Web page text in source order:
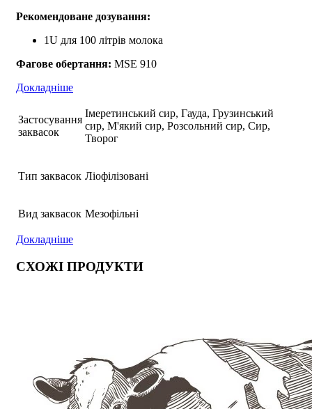
Рекомендоване дозування:
1U для 100 літрів молока
Фагове обертання: MSE 910
Докладніше
Застосування
заквасок
Імеретинський сир, Гауда, Грузинський
сир, М'який сир, Розсольний сир, Сир,
Творог
Тип заквасок Ліофілізовані
Вид заквасок Мезофільні
Докладніше
СХОЖІ ПРОДУКТИ